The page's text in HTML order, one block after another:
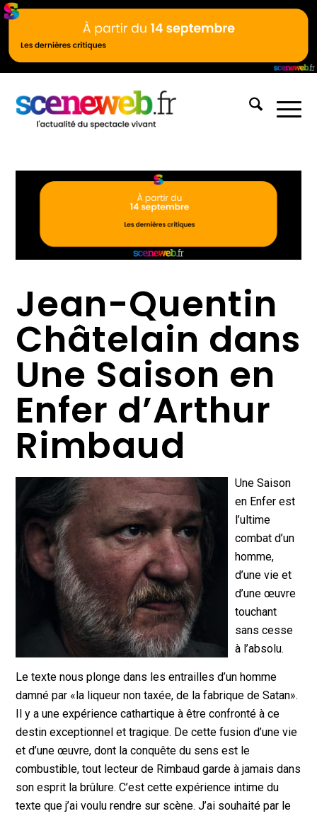
Jean-Quentin
Châtelain dans
Une Saison en
Enfer d’Arthur
Rimbaud
Une Saison
en Enfer est
l’ultime
combat d’un
homme,
d’une vie et
d’une œuvre
touchant
sans cesse
à l’absolu.
Le texte nous plonge dans les entrailles d’un homme
damné par «la liqueur non taxée, de la fabrique de Satan».
Il y a une expérience cathartique à être confronté à ce
destin exceptionnel et tragique. De cette fusion d’une vie
et d’une œuvre, dont la conquête du sens est le
combustible, tout lecteur de Rimbaud garde à jamais dans
son esprit la brûlure. C’est cette expérience intime du
texte que j’ai voulu rendre sur scène. J’ai souhaité par le